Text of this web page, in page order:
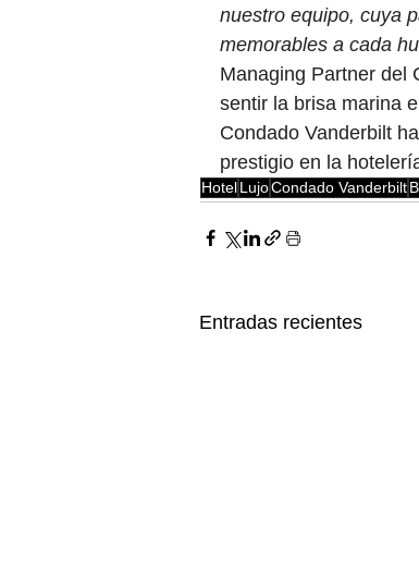
nuestro equipo, cuya
memorables a cada
Managing Partner del
sentir la brisa marina
Condado Vanderbilt
prestigio en la
HotelLujoCondado Vanderbilt
Entradas recientes